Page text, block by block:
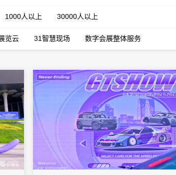
1000人以上 30000人以上
览云 31智慧现场 数字会展整体服务